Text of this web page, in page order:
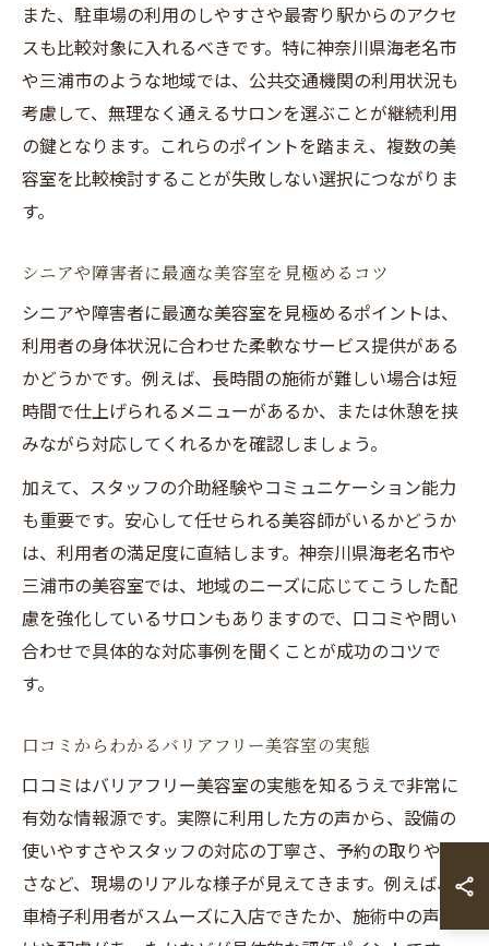
また、駐車場の利用のしやすさや最寄り駅からのアクセ
スも比較対象に入れるべきです。特に神奈川県海老名市
や三浦市のような地域では、公共交通機関の利用状況も
考慮して、無理なく通えるサロンを選ぶことが継続利用
の鍵となります。これらのポイントを踏まえ、複数の美
容室を比較検討することが失敗しない選択につながりま
す。
シニアや障害者に最適な美容室を見極めるコツ
シニアや障害者に最適な美容室を見極めるポイントは、
利用者の身体状況に合わせた柔軟なサービス提供がある
かどうかです。例えば、長時間の施術が難しい場合は短
時間で仕上げられるメニューがあるか、または休憩を挟
みながら対応してくれるかを確認しましょう。
加えて、スタッフの介助経験やコミュニケーション能力
も重要です。安心して任せられる美容師がいるかどうか
は、利用者の満足度に直結します。神奈川県海老名市や
三浦市の美容室では、地域のニーズに応じてこうした配
慮を強化しているサロンもありますので、口コミや問い
合わせで具体的な対応事例を聞くことが成功のコツで
す。
口コミからわかるバリアフリー美容室の実態
口コミはバリアフリー美容室の実態を知るうえで非常に
有効な情報源です。実際に利用した方の声から、設備の
使いやすさやスタッフの対応の丁寧さ、予約の取りやす
さなど、現場のリアルな様子が見えてきます。例えば、
車椅子利用者がスムーズに入店できたか、施術中の声か